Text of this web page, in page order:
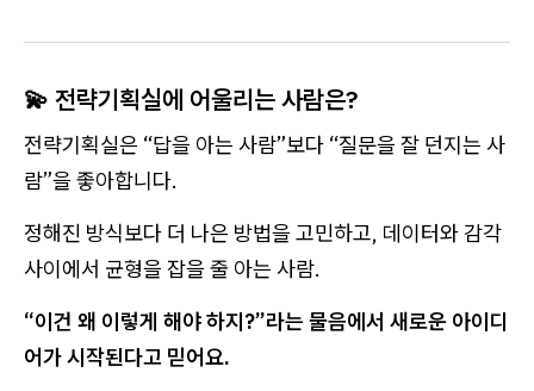
💫 전략기획실에 어울리는 사람은?
전략기획실은 “답을 아는 사람”보다 “질문을 잘 던지는 사
람”을 좋아합니다.
정해진 방식보다 더 나은 방법을 고민하고, 데이터와 감각
사이에서 균형을 잡을 줄 아는 사람.
“이건 왜 이렇게 해야 하지?”라는 물음에서 새로운 아이디
어가 시작된다고 믿어요.